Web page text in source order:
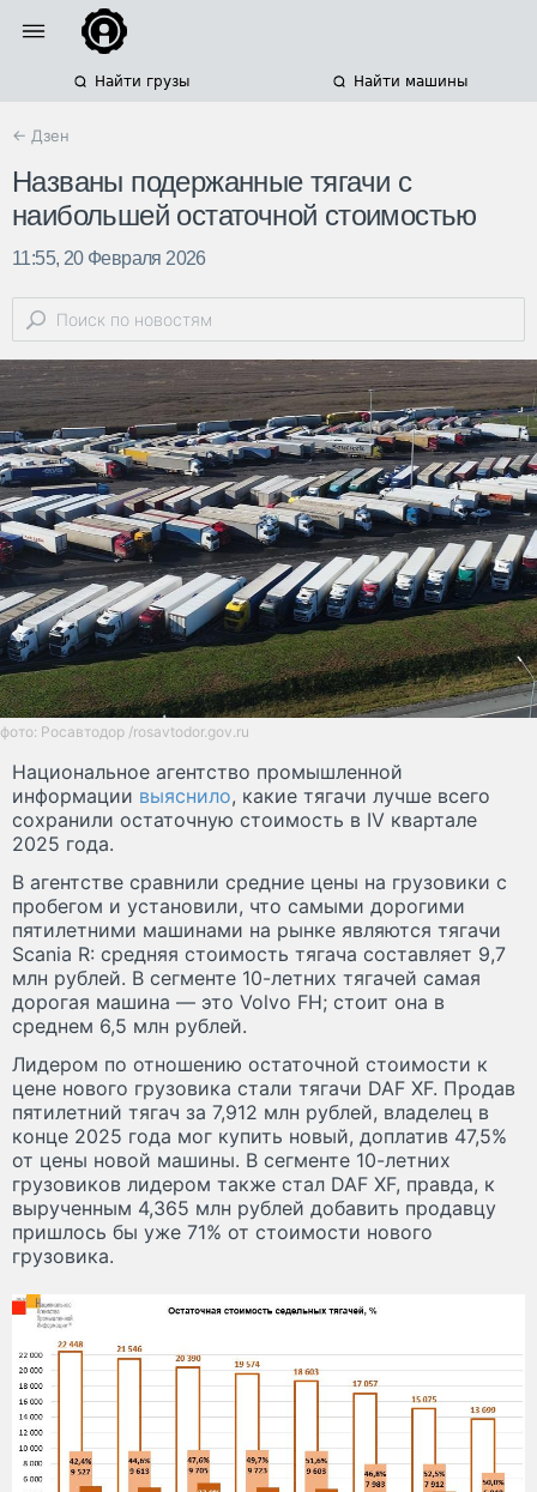
Найти грузы Найти машины
← Дзен
Названы подержанные тягачи с
наибольшей остаточной стоимостью
11:55, 20 Февраля 2026
фото: Росавтодор /rosavtodor.gov.ru
Национальное агентство промышленной
информации выяснило, какие тягачи лучше всего
сохранили остаточную стоимость в IV квартале
2025 года.
В агентстве сравнили средние цены на грузовики с
пробегом и установили, что самыми дорогими
пятилетними машинами на рынке являются тягачи
Scania R: средняя стоимость тягача составляет 9,7
млн рублей. В сегменте 10-летних тягачей самая
дорогая машина — это Volvo FH; стоит она в
среднем 6,5 млн рублей.
Лидером по отношению остаточной стоимости к
цене нового грузовика стали тягачи DAF XF. Продав
пятилетний тягач за 7,912 млн рублей, владелец в
конце 2025 года мог купить новый, доплатив 47,5%
от цены новой машины. В сегменте 10-летних
грузовиков лидером также стал DAF XF, правда, к
вырученным 4,365 млн рублей добавить продавцу
пришлось бы уже 71% от стоимости нового
грузовика.